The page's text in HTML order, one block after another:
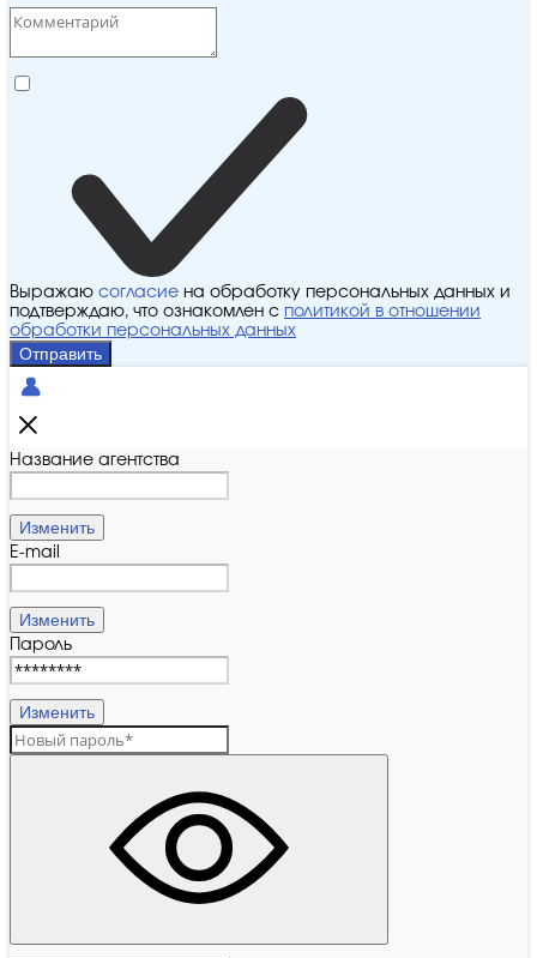
Выражаю согласие на обработку персональных данных и
подтверждаю, что ознакомлен с политикой в отношении
обработки персональных данных
Отправить
Название агентства
Изменить
E-mail
Изменить
Пароль
Изменить